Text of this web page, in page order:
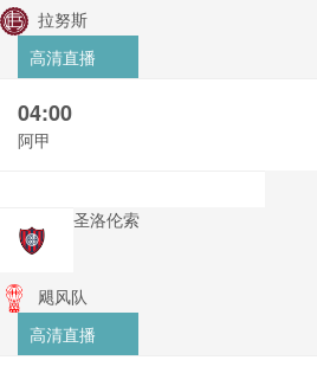
拉努斯
高清直播
04:00
阿甲
圣洛伦索
飓风队
高清直播